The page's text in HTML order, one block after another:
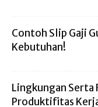
Contoh Slip Gaji
Kebutuhan!
Lingkungan Serta
Produktifitas